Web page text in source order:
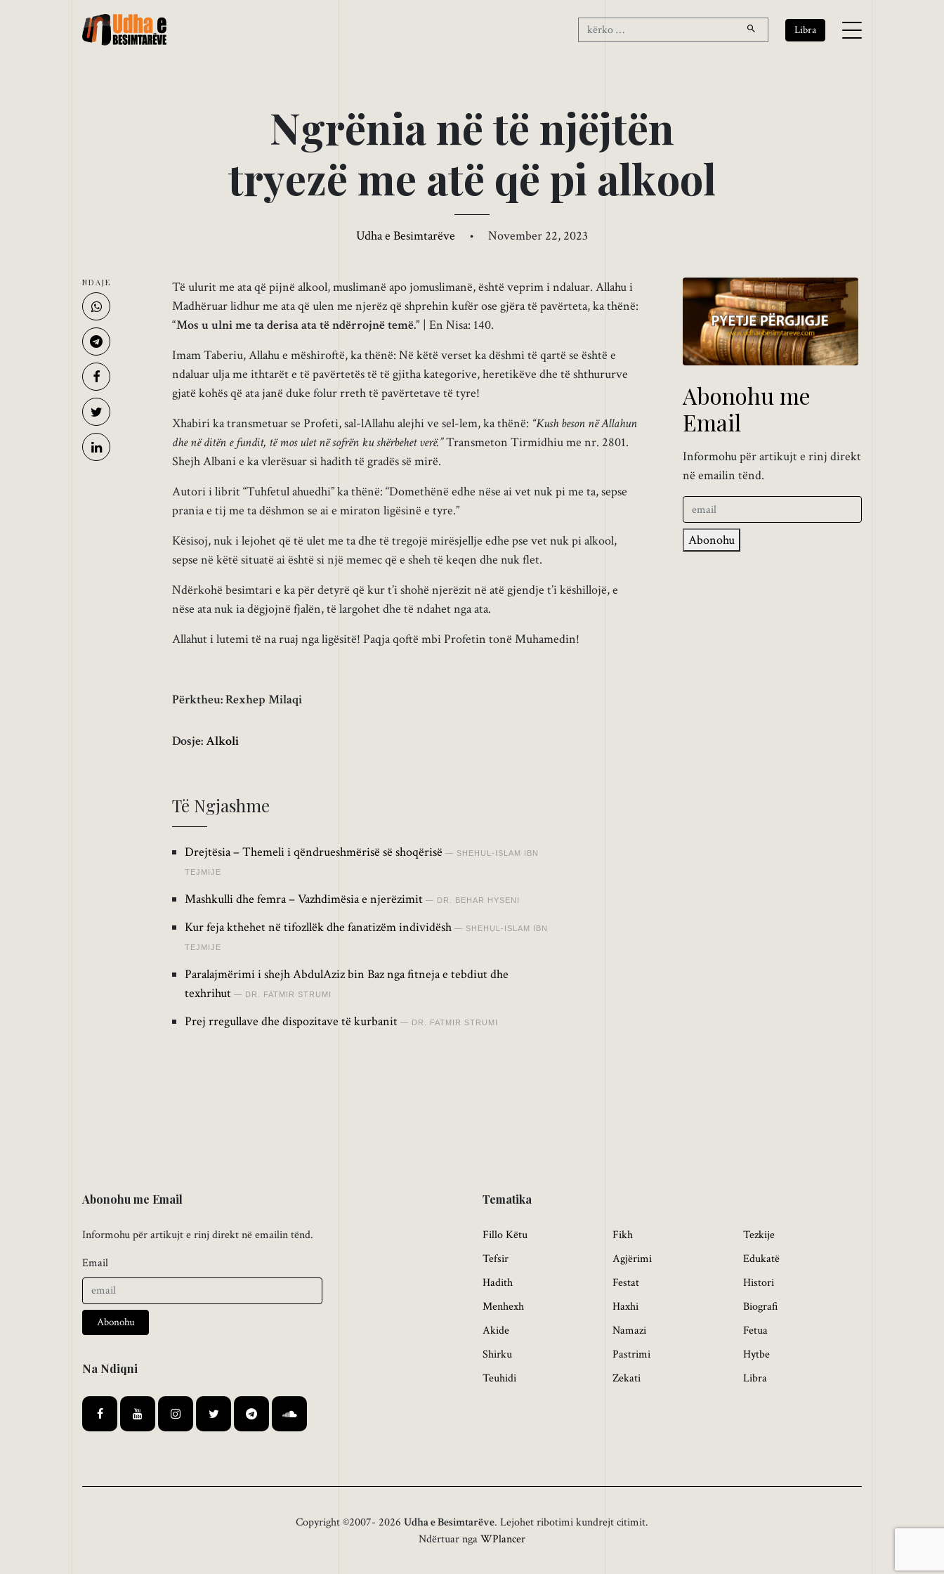
Libra
Ngrënianë të njëjtën
tryezë me atë që pi alkool
Udha e Besimtarëve • November 22, 2023
Të ulurit me ata që pijnë alkool, muslimanë apo jomuslimanë, është veprim i ndaluar. Allahu i
Madhëruar lidhur me ata që ulen me njerëz që shprehin kufër ose gjëra të pavërteta, ka thënë:
“Mos u ulni me ta derisa ata të ndërrojnë temë.” | En Nisa: 140.
Imam Taberiu, Allahu e mëshiroftë, ka thënë: Në këtë verset ka dëshmi të qartë se është e
ndaluar ulja me ithtarët e të pavërtetës të të gjitha kategorive, heretikëve dhe të shthururve
gjatë kohës që ata janë duke folur rreth të pavërtetave të tyre!
Xhabiri ka transmetuar se Profeti, sal-lAllahu alejhi ve sel-lem, ka thënë: “Kush beson në Allahun
dhe në ditën e fundit, të mos ulet në sofrën ku shërbehet verë.”Transmeton Tirmidhiu me nr. 2801.
Shejh Albani e ka vlerësuar si hadith të gradës së mirë.
Autori i librit “Tuhfetul ahuedhi” ka thënë: “Domethënë edhe nëse ai vet nuk pi me ta, sepse
prania e tij me ta dëshmon se ai e miraton ligësinë e tyre.”
Kësisoj, nuk i lejohet që të ulet me ta dhe të tregojë mirësjellje edhe pse vet nuk pi alkool,
sepse në këtë situatë ai është si një memec që e sheh të keqen dhe nuk flet.
Ndërkohë besimtari e ka për detyrë që kur t’i shohë njerëzit në atë gjendje t’i këshillojë, e
nëse ata nuk ia dëgjojnë fjalën, të largohet dhe të ndahet nga ata.
Allahut i lutemi të na ruaj nga ligësitë! Paqja qoftë mbi Profetin tonë Muhamedin!
Përktheu: Rexhep Milaqi
Dosje:Alkoli
Të Ngjashme
Drejtësia – Themeli i qëndrueshmërisë së shoqërisë SHEHUL-ISLAM IBN
TEJMIJE
Mashkulli dhe femra – Vazhdimësia e njerëzimit DR. BEHAR HYSENI
Kur feja kthehet në tifozllëk dhe fanatizëm individësh SHEHUL-ISLAM IBN
TEJMIJE
Paralajmërimi i shejh AbdulAziz bin Baz nga fitneja e tebdiut dhe
texhrihut
DR. FATMIR STRUMI
Prej rregullave dhe dispozitave të kurbanit DR. FATMIR STRUMI
NDAJE
Abonohu me
Email
Informohu për artikujt e rinj direkt
në emailin tënd.
Abonohu
Abonohu me Email
Informohu për artikujt e rinj direkt në emailin tënd.
Email
Abonohu
Na Ndiqni
Tematika
Fillo Këtu
Tefsir
Hadith
Menhexh
Akide
Shirku
Teuhidi
Fikh
Agjërimi
Festat
Haxhi
Namazi
Pastrimi
Zekati
Tezkije
Edukatë
Histori
Biografi
Fetua
Hytbe
Libra
Copyright ©2007- 2026 Udha e Besimtarëve. Lejohet ribotimi kundrejt citimit.
Ndërtuar ngaWPlancer